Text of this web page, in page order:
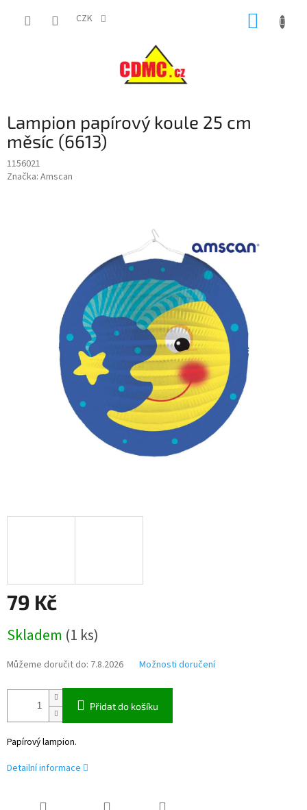
CZK
Lampion papírový koule 25 cm
měsíc (6613)
1156021
Značka: Amscan
79 Kč
cena:
Skladem (1 ks)
Můžeme doručit do: 7.8.2026 Možnosti doručení
Přidat do košíku
Papírový lampion.
Detailní informace